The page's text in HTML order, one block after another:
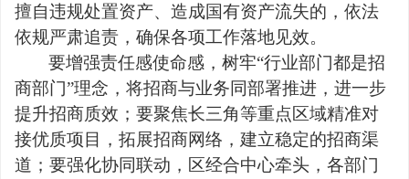
擅自违规处置资产、造成国有资产流失的，依法
依规严肃追责，确保各项工作落地见效。
要增强责任感使命感，树牢“行业部门都是招
商部门”理念，将招商与业务同部署推进，进一步
提升招商质效；要聚焦长三角等重点区域精准对
接优质项目，拓展招商网络，建立稳定的招商渠
道；要强化协同联动，区经合中心牵头，各部门